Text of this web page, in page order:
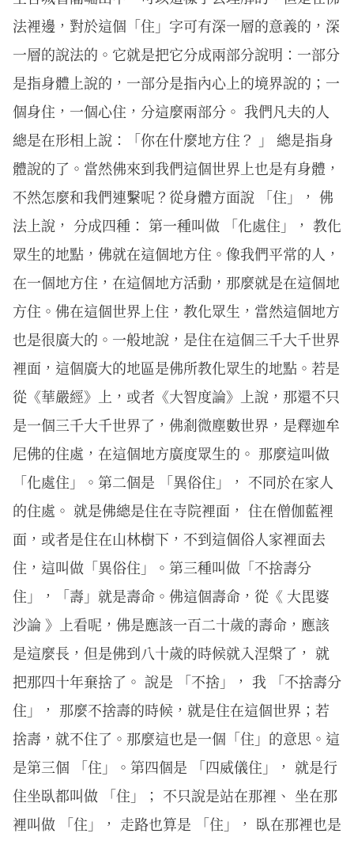
法裡邊，對於這個「住」字可有深一層的意義的，深
一層的說法的。它就是把它分成兩部分說明：一部分
是指身體上說的，一部分是指內心上的境界說的；一
個身住，一個心住，分這麼兩部分。 我們凡夫的人
總是在形相上說：「你在什麼地方住？ 」 總是指身
體說的了。當然佛來到我們這個世界上也是有身體，
不然怎麼和我們連繫呢？從身體方面說 「住」， 佛
法上說， 分成四種： 第一種叫做 「化處住」， 教化
眾生的地點，佛就在這個地方住。像我們平常的人，
在一個地方住，在這個地方活動，那麼就是在這個地
方住。佛在這個世界上住，教化眾生，當然這個地方
也是很廣大的。一般地說，是住在這個三千大千世界
裡面，這個廣大的地區是佛所教化眾生的地點。若是
從《華嚴經》上，或者《大智度論》上說，那還不只
是一個三千大千世界了，佛剎微塵數世界，是釋迦牟
尼佛的住處，在這個地方廣度眾生的。 那麼這叫做
「化處住」。第二個是 「異俗住」， 不同於在家人
的住處。 就是佛總是住在寺院裡面， 住在僧伽藍裡
面，或者是住在山林樹下，不到這個俗人家裡面去
住，這叫做「異俗住」。第三種叫做「不捨壽分
住」，「壽」就是壽命。佛這個壽命，從《 大毘婆
沙論 》上看呢，佛是應該一百二十歲的壽命，應該
是這麼長，但是佛到八十歲的時候就入涅槃了， 就
把那四十年棄捨了。 說是 「不捨」， 我 「不捨壽分
住」， 那麼不捨壽的時候，就是住在這個世界；若
捨壽，就不住了。那麼這也是一個「住」的意思。這
是第三個 「住」。第四個是 「四威儀住」， 就是行
住坐臥都叫做 「住」； 不只說是站在那裡、 坐在那
裡叫做 「住」， 走路也算是 「住」， 臥在那裡也是